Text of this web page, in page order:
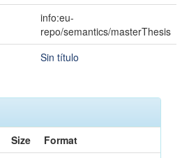
info:eu-
repo/semantics/masterThesis
Sin título
Size
Format